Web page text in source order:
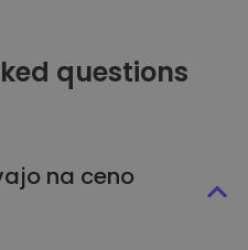
questions
na ceno